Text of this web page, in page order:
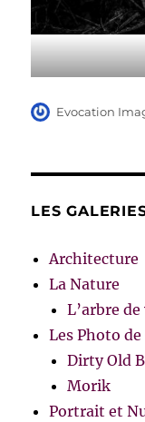
Auteur
Evocation
LES
Architecture
La Nature
L’arbre de
Les Photo
Dirty Old
Morik
Portrait et